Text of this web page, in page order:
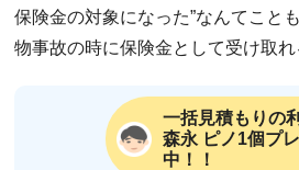
保険金の対象になった”なんてこと
物事故の時に保険金として受け取れ
一括見積もりの
森永 ピノ1個プ
中！！